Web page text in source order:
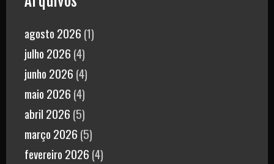
agosto 2026 (1)
julho 2026 (4)
junho 2026 (4)
maio 2026 (4)
abril 2026 (5)
março 2026 (5)
fevereiro 2026 (4)